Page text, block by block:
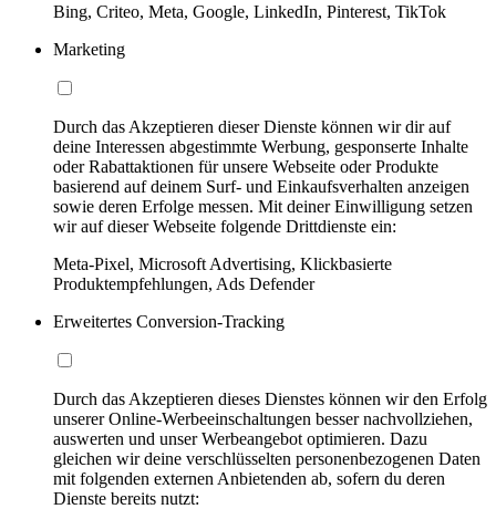
Bing, Criteo, Meta, Google, LinkedIn, Pinterest, TikTok
Marketing
Durch das Akzeptieren dieser Dienste können wir dir auf
deine Interessen abgestimmte Werbung, gesponserte Inhalte
oder Rabattaktionen für unsere Webseite oder Produkte
basierend auf deinem Surf- und Einkaufsverhalten anzeigen
sowie deren Erfolge messen. Mit deiner Einwilligung setzen
wir auf dieser Webseite folgende Drittdienste ein:
Meta-Pixel, Microsoft Advertising, Klickbasierte
Produktempfehlungen, Ads Defender
Erweitertes Conversion-Tracking
Durch das Akzeptieren dieses Dienstes können wir den Erfolg
unserer Online-Werbeeinschaltungen besser nachvollziehen,
auswerten und unser Werbeangebot optimieren. Dazu
gleichen wir deine verschlüsselten personenbezogenen Daten
mit folgenden externen Anbietenden ab, sofern du deren
Dienste bereits nutzt: